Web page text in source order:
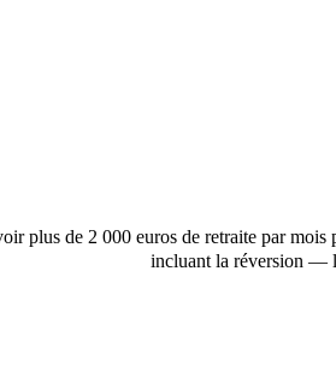
plus de 2 000 euros de retraite par
incluant la réversion —